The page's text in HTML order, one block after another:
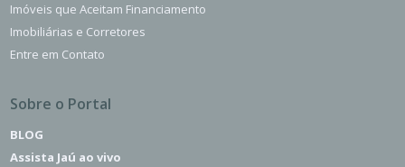
Imóveis que Aceitam Financiamento
Imobiliárias e Corretores
Entre em Contato
Sobre o Portal
BLOG
Assista Jaú ao vivo